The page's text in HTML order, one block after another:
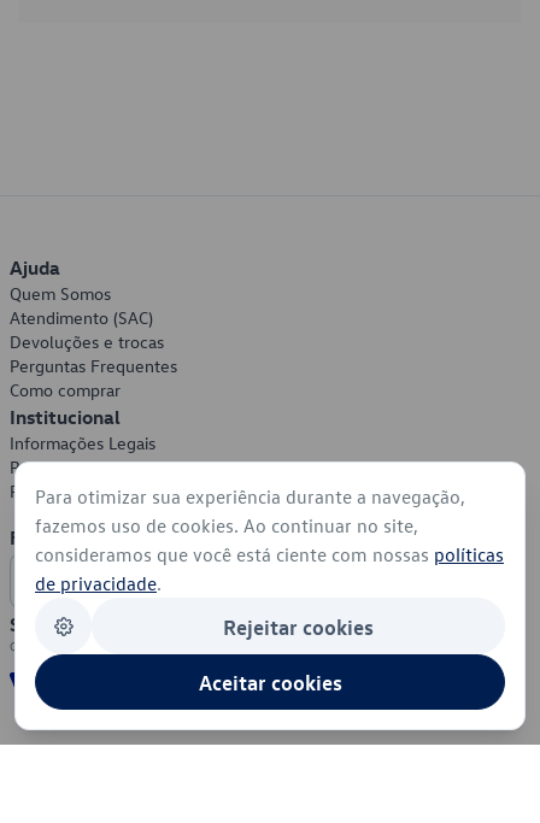
Ajuda
Quem Somos
Atendimento (SAC)
Devoluções e trocas
Perguntas Frequentes
Como comprar
Institucional
Informações Legais
Política de Privacidade
Política de Cookies
Formas de Pagamento
Segurança
Para otimizar sua experiência durante a navegação,
fazemos uso de cookies. Ao continuar no site,
consideramos que você está ciente com nossas políticas
de privacidade.
Rejeitar cookies
Aceitar cookies